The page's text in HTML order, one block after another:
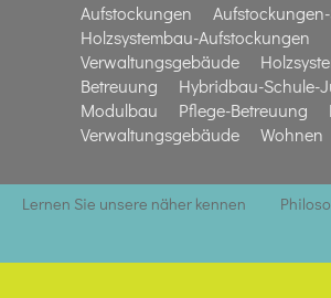
Aufstockungen
Holzsystembau-Aufstockungen
Verwaltungsgebäude
Betreuung
Hybridbau-Schule-
Modulbau
Pflege-Betreuung
Verwaltungsgebäude
Wohnen
Lernen Sie unsere näher kennen